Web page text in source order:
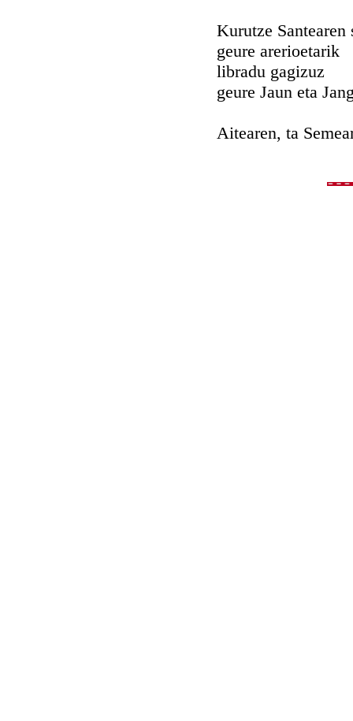
Kurutze Santearen
geure arerioetarik
libradu gagizuz
geure Jaun eta
Aitearen, ta